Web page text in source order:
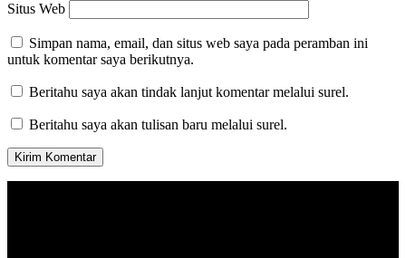
Situs Web
Simpan nama, email, dan situs web saya pada peramban ini
untuk komentar saya berikutnya.
Beritahu saya akan tindak lanjut komentar melalui surel.
Beritahu saya akan tulisan baru melalui surel.